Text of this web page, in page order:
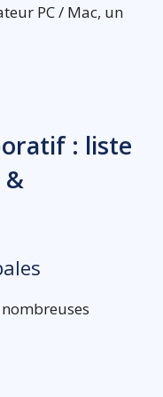
PC / Mac, un
: liste
&